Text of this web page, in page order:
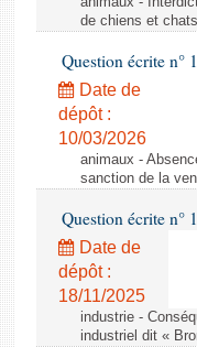
de chiens et
Question écrite n°
Date de
dépôt :
10/03/2026
animaux -
sanction de la
Question écrite n°
Date de
dépôt :
18/11/2025
industrie -
industriel dit «